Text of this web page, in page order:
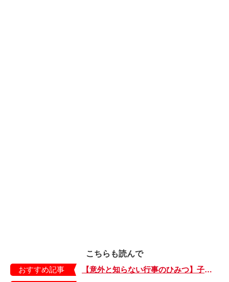
こちらも読んで
おすすめ記事
【意外と知らない行事のひみつ】子どもにはどう伝える？「お盆」って何だろう？